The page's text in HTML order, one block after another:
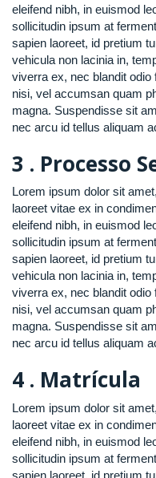
eleifend nibh, in euismod
sollicitudin ipsum at
sapien laoreet, id pretium
vehicula non lacinia in,
viverra ex, nec blandit
nisi, vel accumsan quam
magna. Suspendisse sit
nec arcu id tellus aliquam
3 . Processo
Lorem ipsum dolor sit
laoreet vitae ex in
eleifend nibh, in euismod
sollicitudin ipsum at
sapien laoreet, id pretium
vehicula non lacinia in,
viverra ex, nec blandit
nisi, vel accumsan quam
magna. Suspendisse sit
nec arcu id tellus aliquam
4 . Matrícula
Lorem ipsum dolor sit
laoreet vitae ex in
eleifend nibh, in euismod
sollicitudin ipsum at
sapien laoreet, id pretium